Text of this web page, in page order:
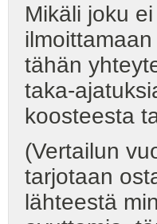
Mikäli joku
tähän
taka-
koosteesta
(Vertailun
tarjotaan
lähteestä